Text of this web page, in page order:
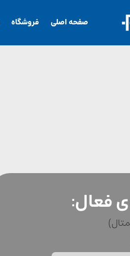
صفحه اصلی فروشگاه
فعال: